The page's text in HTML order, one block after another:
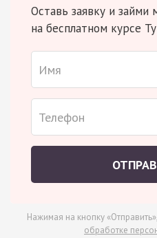
Оставь заявку и займи
на бесплатном курсе
Нажимая на кнопку
обработке